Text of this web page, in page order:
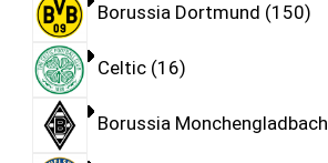
Borussia Dortmund 150
Celtic 16
Borussia Monchengladbach